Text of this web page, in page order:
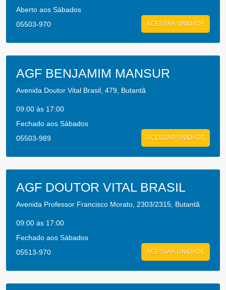
Aberto aos Sábados
05503-970
ACESSAR UNIDADE
AGF BENJAMIM MANSUR
Avenida Doutor Vital Brasil, 479, Butantã
09:00 às 17:00
Fechado aos Sábados
05503-989
ACESSAR UNIDADE
AGF DOUTOR VITAL BRASIL
Avenida Professor Francisco Morato, 2303/2315, Butantã
09:00 às 17:00
Fechado aos Sábados
05513-970
ACESSAR UNIDADE